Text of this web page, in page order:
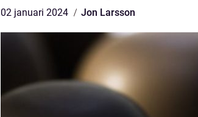
02 januari 2024 Jon Larsson